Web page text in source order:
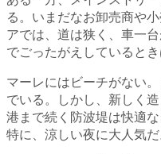
る。いまだなお卸売商や
アでは、道は狭く、車一
でごったがえしているとき
マーレにはビーチがない
でいる。しかし、新しく
港まで続く防波堤は快適
特に、涼しい夜に大人気だ